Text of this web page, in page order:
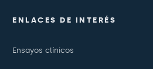
ENLACES DE INTERÉS
Ensayos clínicos